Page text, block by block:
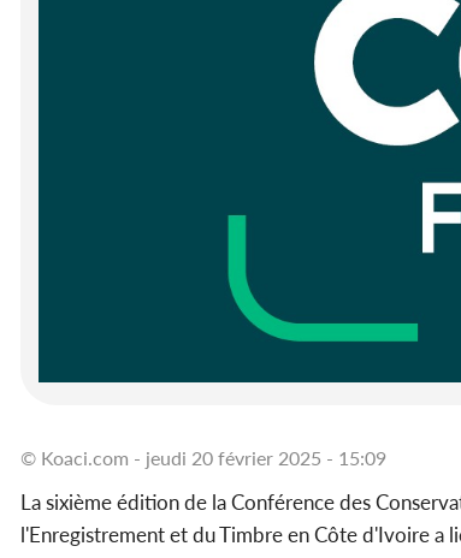
© Koaci.com - jeudi 20 février 2025 - 15:09
La sixième édition de la Conférence des
l'Enregistrement et du Timbre en Côte d'Ivoire a